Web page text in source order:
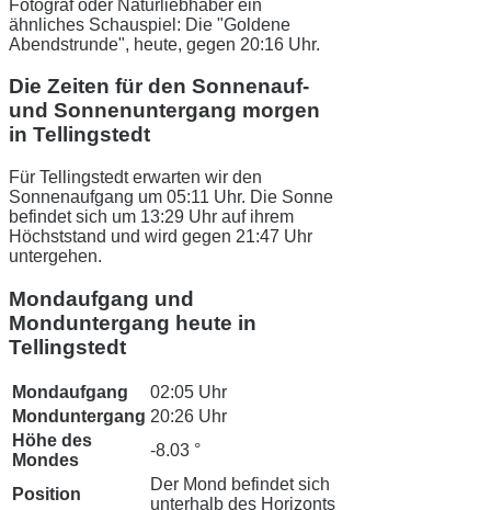
Fotograf oder Naturliebhaber ein
ähnliches Schauspiel: Die "Goldene
Abendstrunde", heute, gegen 20:16 Uhr.
Die Zeiten für den Sonnenauf-
und Sonnenuntergang morgen
in Tellingstedt
Für Tellingstedt erwarten wir den
Sonnenaufgang um 05:11 Uhr. Die Sonne
befindet sich um 13:29 Uhr auf ihrem
Höchststand und wird gegen 21:47 Uhr
untergehen.
Mondaufgang und
Monduntergang heute in
Tellingstedt
Mondaufgang
02:05 Uhr
Monduntergang 20:26 Uhr
Höhe des
Mondes
-8.03 °
Position
Der Mond befindet sich
unterhalb des Horizonts